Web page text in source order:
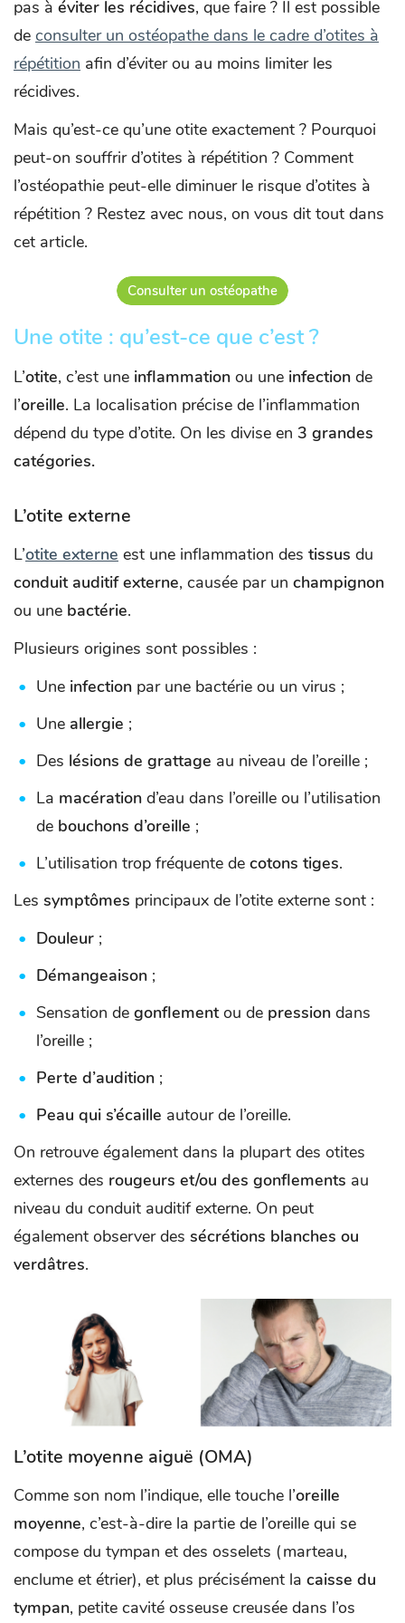
pas à éviter les récidives, que faire ? Il est possible
de consulter un ostéopathe dans le cadre d’otites à
répétition afin d’éviter ou au moins limiter les
récidives.
Mais qu’est-ce qu’une otite exactement ? Pourquoi
peut-on souffrir d’otites à répétition ? Comment
l’ostéopathie peut-elle diminuer le risque d’otites à
répétition ? Restez avec nous, on vous dit tout dans
cet article.
Consulter un ostéopathe
Une otite : qu’est-ce que c’est ?
L’otite, c’est une inflammation ou une infection de
l’oreille. La localisation précise de l’inflammation
dépend du type d’otite. On les divise en 3 grandes
catégories.
L’otite externe
L’otite externe est une inflammation des tissus du
conduit auditif externe, causée par un champignon
ou une bactérie.
Plusieurs origines sont possibles :
Une infection par une bactérie ou un virus ;
Une allergie ;
Des lésions de grattage au niveau de l’oreille ;
La macération d’eau dans l’oreille ou l’utilisation
de bouchons d’oreille ;
L’utilisation trop fréquente de cotons tiges.
Les symptômes principaux de l’otite externe sont :
Douleur ;
Démangeaison ;
Sensation de gonflementou de pression dans
l’oreille ;
Perte d’audition ;
Peau qui s’écaille autour de l’oreille.
On retrouve également dans la plupart des otites
externes des rougeurs et/ou des gonflements au
niveau du conduit auditif externe. On peut
également observer des sécrétions blanches ou
verdâtres.
L’otite moyenne aiguë (OMA)
Comme son nom l’indique, elle touche l’oreille
moyenne, c’est-à-dire la partie de l’oreille qui se
compose du tympan et des osselets (marteau,
enclume et étrier), et plus précisément la caisse du
tympan, petite cavité osseuse creusée dans l’os